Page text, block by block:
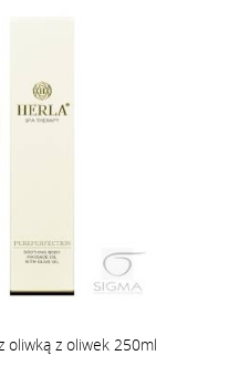
oliwką z oliwek 250ml